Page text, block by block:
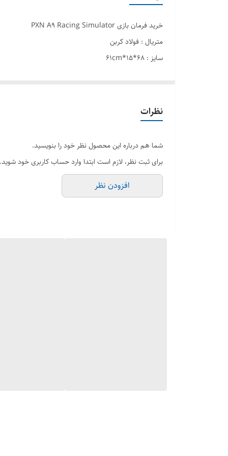
خرید فرمان بازی PXN A9 Racing Simulator
متریال : فولاد کربن
سایز : 68*15*61cm
نظرات
شما هم درباره این محصول نظر خود را بنویسید.
برای ثبت نظر، لازم است ابتدا وارد حساب کاربری خود شوید.
افزودن نظر